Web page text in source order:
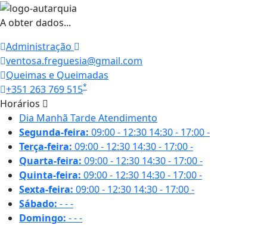
A obter dados...
Administração
ventosa.freguesia@gmail.com
Queimas e Queimadas
+351 263 769 515*
Horários
Dia Manhã TardeAtendimento
Segunda-feira: 09:00 - 12:30 14:30 - 17:00-
Terça-feira: 09:00 - 12:30 14:30 - 17:00-
Quarta-feira: 09:00 - 12:30 14:30 - 17:00-
Quinta-feira: 09:00 - 12:30 14:30 - 17:00-
Sexta-feira: 09:00 - 12:30 14:30 - 17:00-
Sábado: ---
Domingo: ---